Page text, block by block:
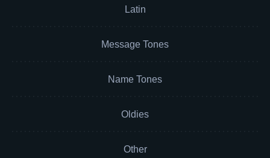
Latin
Message Tones
Name Tones
Oldies
Other